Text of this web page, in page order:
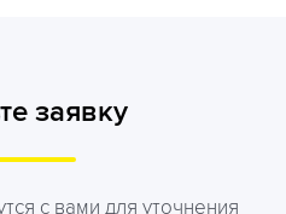
заявку
с вами для уточнения